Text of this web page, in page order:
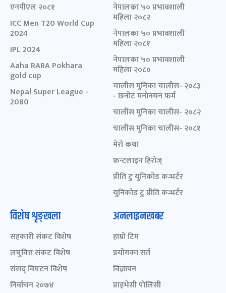
एनपीएल २०८१
ICC Men T20 World Cup
2024
IPL 2024
Aaha RARA Pokhara
gold cup
Nepal Super League -
2080
नेपालका ५० प्रभावशाली
महिला २०८२
नेपालका ५० प्रभावशाली
महिला २०८१
नेपालका ५० प्रभावशाली
महिला २०८०
चालीस मुनिका चालीस- २०८३
- छनोट मनोनयन फर्म
चालीस मुनिका चालीस- २०८२
चालीस मुनिका चालीस- २०८१
मेरो कथा
फ्रन्टलाइन हिरोज्
प्रीति टु युनिकोड कन्भर्टर
युनिकोड टु प्रीति कन्भर्टर
विशेष शृङ्खला
सहकारी संकट विशेष
लघुवित्त संकट विशेष
संसद् विघटन विशेष
निर्वाचन २०७४
अनलाइनखबर
हाम्रो टिम
प्रयोगका सर्त
विज्ञापन
प्राइभेसी पोलिसी